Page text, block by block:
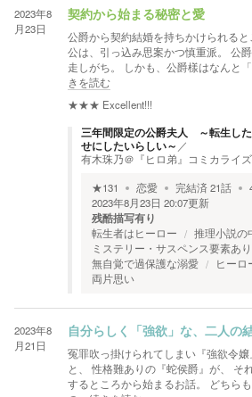
2023年8
月23日
契約から始まる秘密と愛
公爵から契約結婚を持ちかけられる
公は、引っ込み思案かつ慎重派。 公
走しがち。 しかも、公爵樣はなんと
きを読む
★★★ Excellent!!!
三年間限定の公爵夫人 ～転生し
せにしたいらしい～ ／
有木珠乃＠『ヒロ弟』コミカライ
★131 恋愛 完結済21話
2023年8月23日 20:07更新
残酷描写有り
転生者はヒーロー
推理小説の
ミステリー・サスペンス要素あり
無自覚で過保護な溺愛
ヒーロ
両片思い
2023年8
月21日
自分らしく「強欲」な、二人の
冤罪吹っ掛けられてしまい『強欲令
と、 性格難ありの『蛇侯爵』が、 そ
するところから始まるお話。 どちら